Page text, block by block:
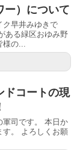
ー）について
ク早井みゆきで
ある緑区おゆみ野
の...
ドコートの現
司です。 本日か
す。 よろしくお願